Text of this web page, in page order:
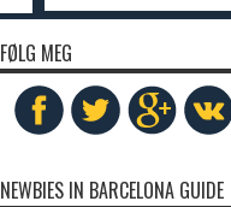
FØLG MEG
NEWBIES IN BARCELONA GUIDE